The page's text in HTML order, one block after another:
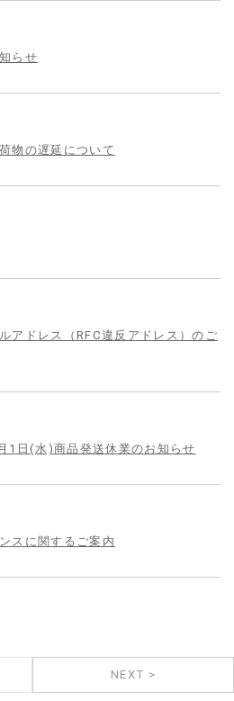
らせ
物の遅延について
アドレス（RFC違反アドレス）のご
1日(水)商品発送休業のお知らせ
スに関するご案内
NEXT >